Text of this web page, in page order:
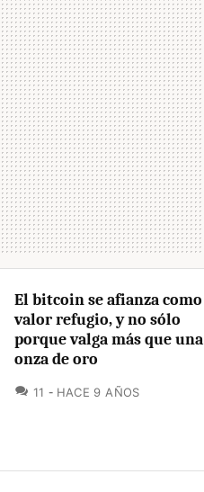
El bitcoin se afianza como
valor refugio, y no sólo
porque valga más que una
onza de oro
11 COMENTARIOS
HACE 9 AÑOS